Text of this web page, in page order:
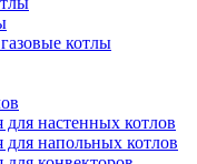
котлы
настенных котлов
напольных котлов